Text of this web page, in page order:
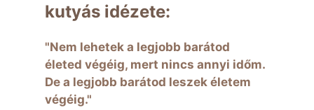
kutyás idézete:
"Nem lehetek a legjobb barátod
életed végéig, mert nincs annyi időm.
De a legjobb barátod leszek életem
végéig."